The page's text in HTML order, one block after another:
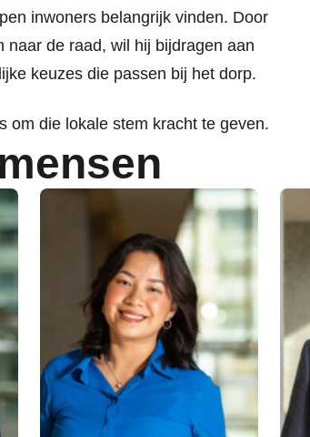
inwoners belangrijk vinden. Door
de raad, wil hij bijdragen aan
keuzes die passen bij het dorp.
om die lokale stem kracht te geven.